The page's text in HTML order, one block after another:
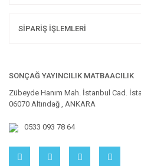
SİPARİŞ İŞLEMLERİ
SONÇAĞ YAYINCILIK MATBAACILIK
Zübeyde Hanım Mah. İstanbul Cad.
06070 Altındağ , ANKARA
0533 093 78 64